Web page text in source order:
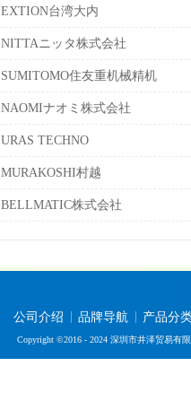
EXTION台湾大内
NITTAニッタ株式会社
SUMITOMO住友重机械精机
NAOMIナオミ株式会社
URAS TECHNO
MURAKOSHI村越
BELLMATIC株式会社
公司介绍 品牌导航 产品分
Copyright ©2016 - 2024 深圳市井泽贸易有